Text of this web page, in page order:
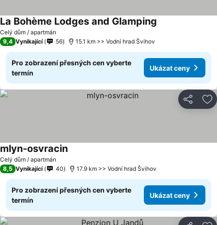
Celý dům / apartmán
La Bohème Lodges and Glamping
9,4 Vynikající 56 15.1 km >> Vodní hrad Švihov
Pro zobrazení přesných cen vyberte
termín
Ukázat ceny
Sdílet
Celý dům / apartmán
mlyn-osvracin
8,5 Vynikající 40 17.9 km >> Vodní hrad Švihov
Pro zobrazení přesných cen vyberte
termín
Ukázat ceny